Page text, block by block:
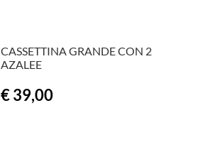
CASSETTINA GRANDE CON 2
AZALEE
€ 39,00